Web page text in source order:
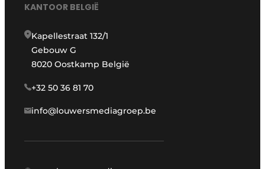
KANTOOR BELGIË
Kapellestraat 132/1
Gebouw G
8020 Oostkamp België
+32 50 36 81 70
info@louwersmediagroep.be